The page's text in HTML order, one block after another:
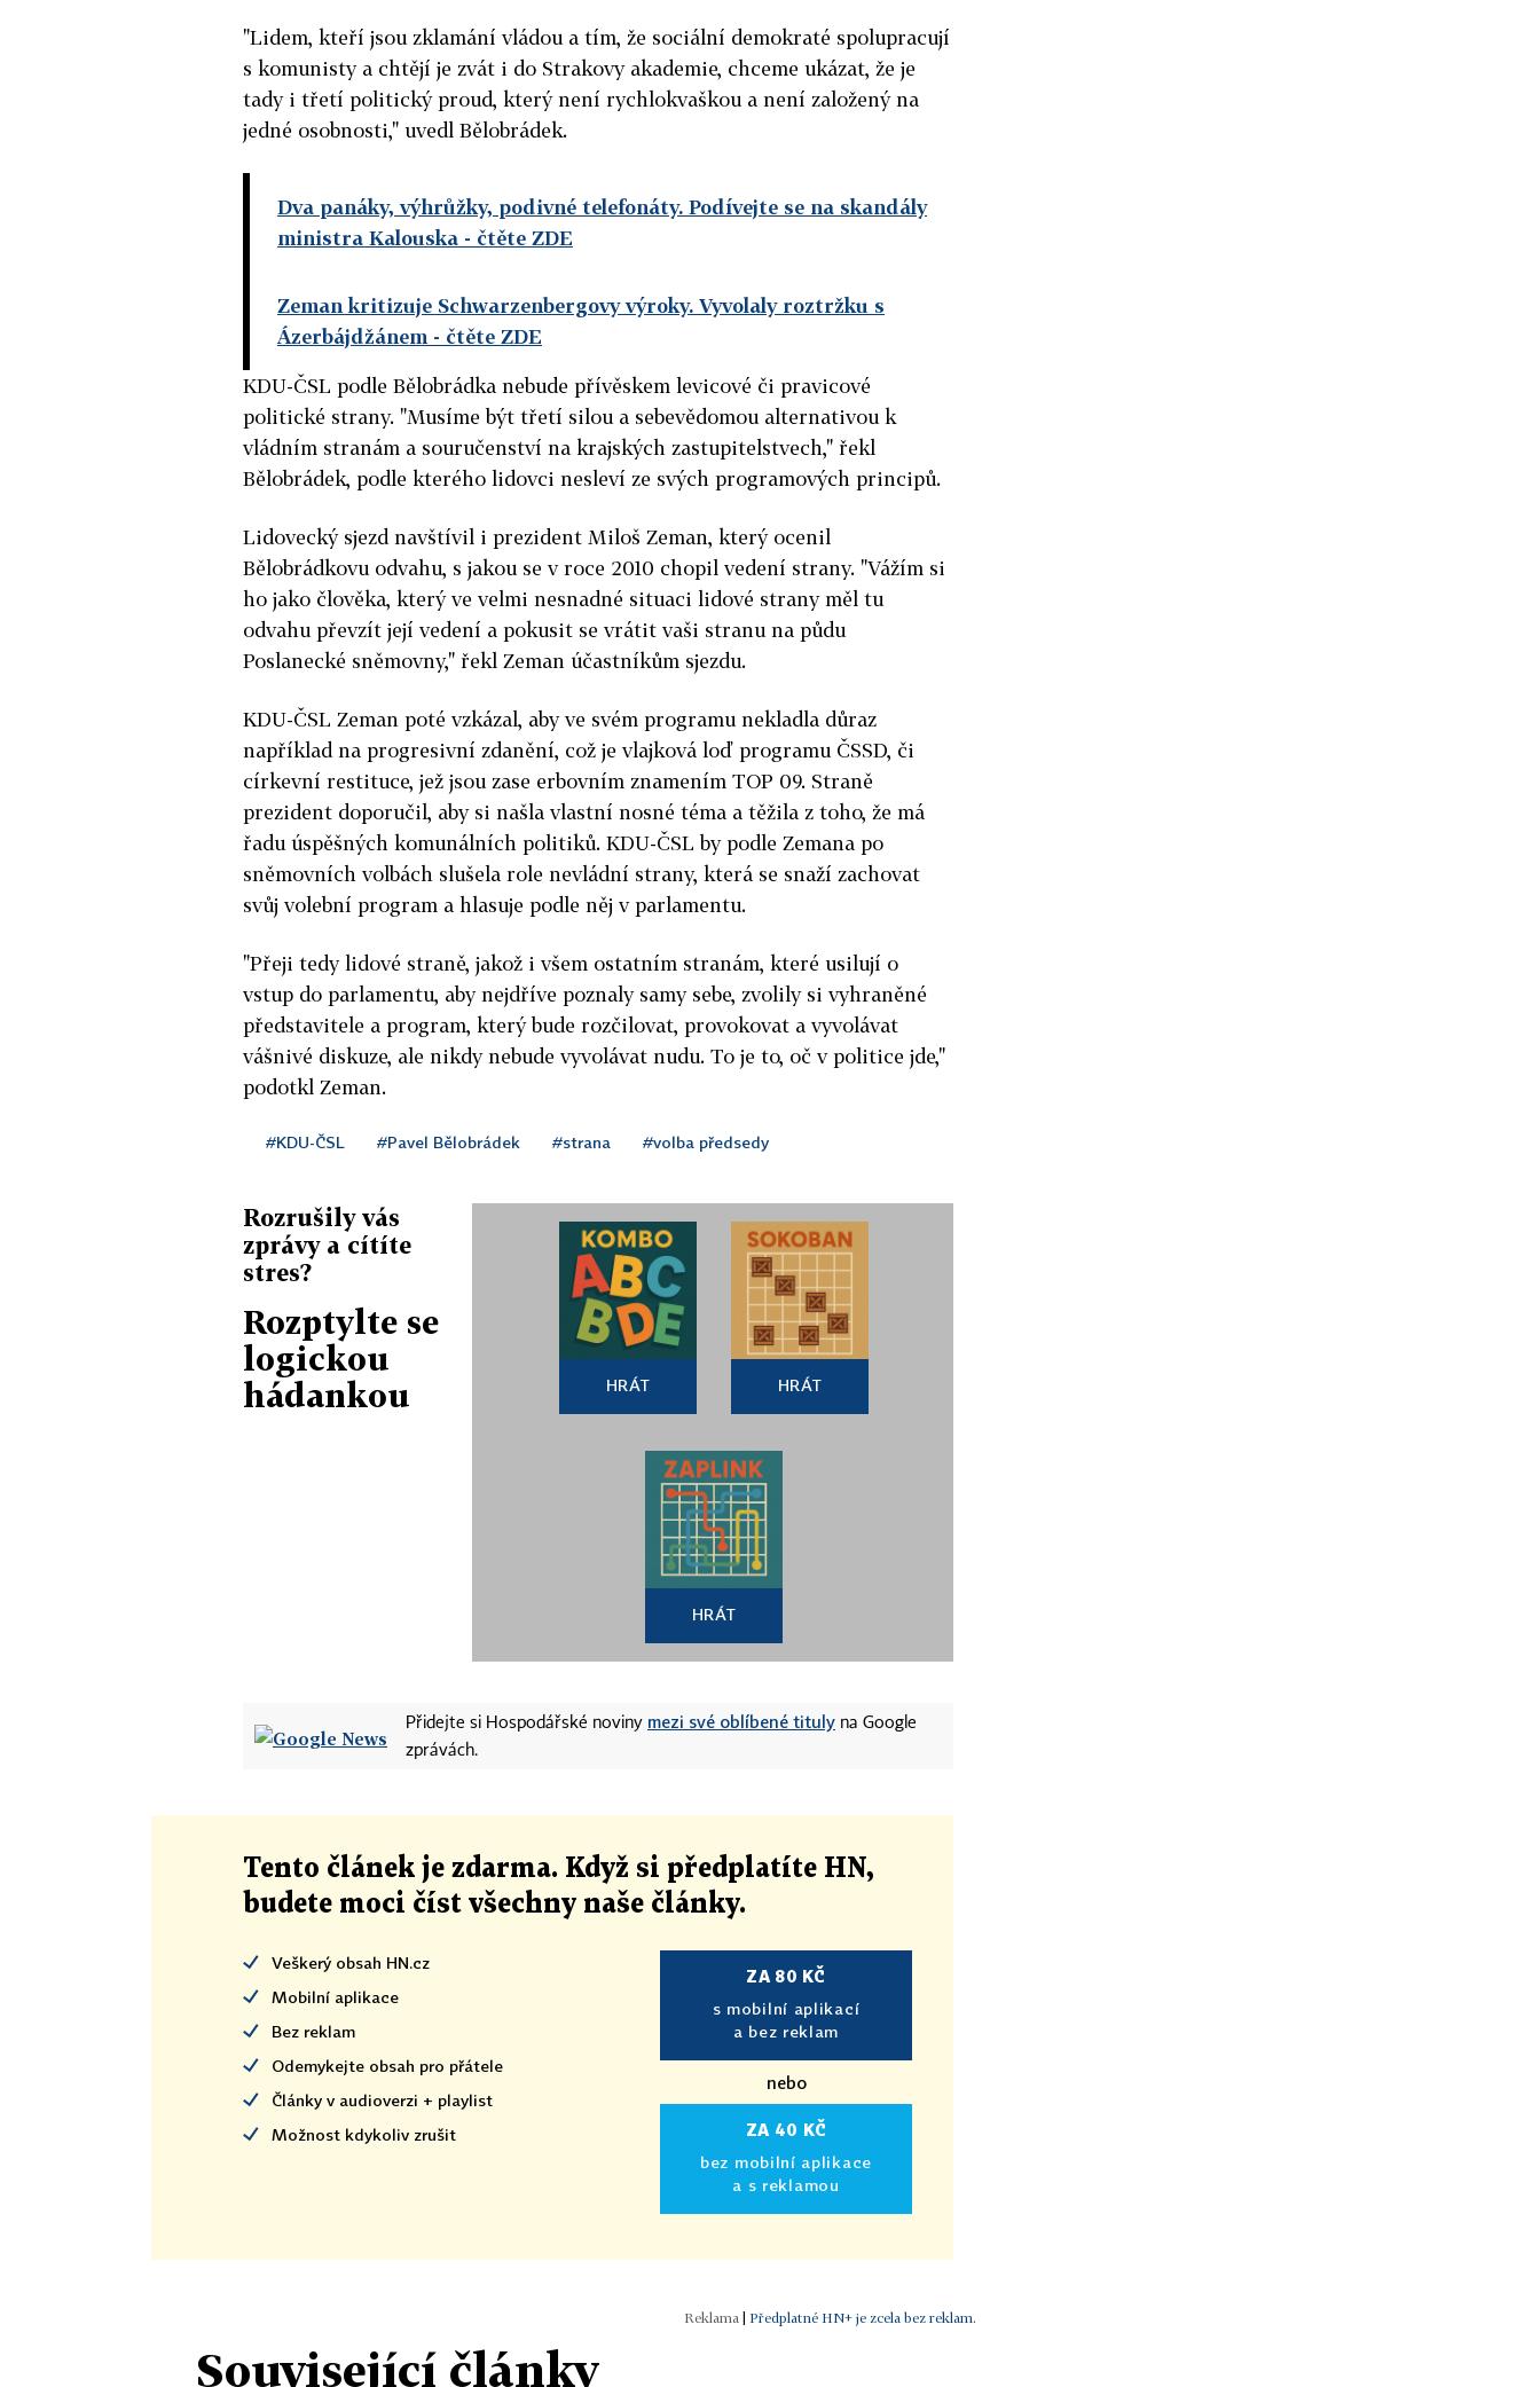
"Lidem, kteří jsou zklamání vládou a tím, že sociální demokraté spolupracují
s komunisty a chtějí je zvát i do Strakovy akademie, chceme ukázat, že je
tady i třetí politický proud, který není rychlokvaškou a není založený na
jedné osobnosti," uvedl Bělobrádek.
Dva panáky, výhrůžky, podivné telefonáty. Podívejte se na skandály
ministra Kalouska - čtěte ZDE
Zeman kritizuje Schwarzenbergovy výroky. Vyvolaly roztržku s
Ázerbájdžánem - čtěte ZDE
KDU-ČSL podle Bělobrádka nebude přívěskem levicové či pravicové
politické strany. "Musíme být třetí silou a sebevědomou alternativou k
vládním stranám a souručenství na krajských zastupitelstvech," řekl
Bělobrádek, podle kterého lidovci nesleví ze svých programových principů.
Lidovecký sjezd navštívil i prezident Miloš Zeman, který ocenil
Bělobrádkovu odvahu, s jakou se v roce 2010 chopil vedení strany. "Vážím si
ho jako člověka, který ve velmi nesnadné situaci lidové strany měl tu
odvahu převzít její vedení a pokusit se vrátit vaši stranu na půdu
Poslanecké sněmovny," řekl Zeman účastníkům sjezdu.
KDU-ČSL Zeman poté vzkázal, aby ve svém programu nekladla důraz
například na progresivní zdanění, což je vlajková loď programu ČSSD, či
církevní restituce, jež jsou zase erbovním znamením TOP 09. Straně
prezident doporučil, aby si našla vlastní nosné téma a těžila z toho, že má
řadu úspěšných komunálních politiků. KDU-ČSL by podle Zemana po
sněmovních volbách slušela role nevládní strany, která se snaží zachovat
svůj volební program a hlasuje podle něj v parlamentu.
"Přeji tedy lidové straně, jakož i všem ostatním stranám, které usilují o
vstup do parlamentu, aby nejdříve poznaly samy sebe, zvolily si vyhraněné
představitele a program, který bude rozčilovat, provokovat a vyvolávat
vášnivé diskuze, ale nikdy nebude vyvolávat nudu. To je to, oč v politice jde,"
podotkl Zeman.
#KDU-ČSL #Pavel Bělobrádek #strana #volba předsedy
Rozrušily vás
zprávy a cítíte
stres?
Rozptylte se
logickou
hádankou
HRÁT HRÁT
HRÁT
Přidejte si Hospodářské noviny mezi své oblíbené tituly na Google
zprávách.
Tento článek je zdarma. Když si předplatíte HN,
budete moci číst všechny naše články.
Veškerý obsah HN.cz
Mobilní aplikace
Bez reklam
Odemykejte obsah pro přátele
Články v audioverzi + playlist
Možnost kdykoliv zrušit
ZA 80 KČ
s mobilní aplikací
a bez reklam
nebo
ZA 40 KČ
bez mobilní aplikace
a s reklamou
| Předplatné HN+ je zcela bez reklam.
Související články